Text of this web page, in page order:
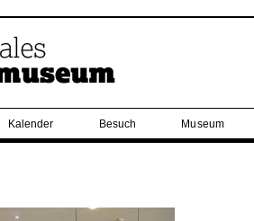
Kalender Besuch Museum